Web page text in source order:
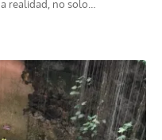
realidad, no solo